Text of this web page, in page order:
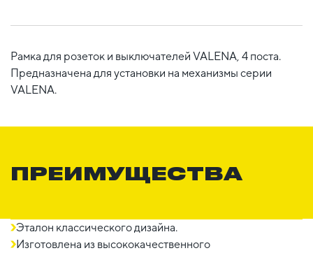
Рамка для розеток и выключателей VALENA, 4 поста.
Предназначена для установки на механизмы серии
VALENA.
ПРЕИМУЩЕСТВА
Эталон классического дизайна.
Изготовлена из высококачественного